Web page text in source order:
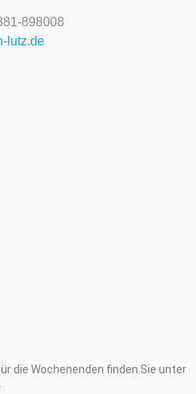
898008
lutz.de
die Wochenenden finden Sie unter